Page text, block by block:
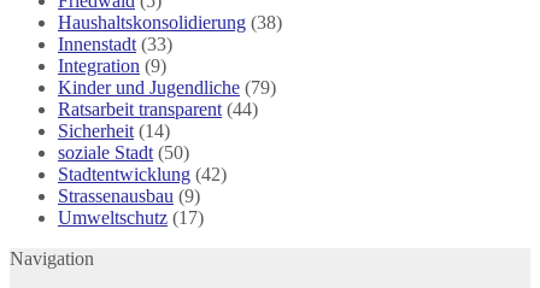
Haushaltskonsolidierung (38)
Innenstadt (33)
Integration (9)
Kinder und Jugendliche (79)
Ratsarbeit transparent (44)
Sicherheit (14)
soziale Stadt (50)
Stadtentwicklung (42)
Strassenausbau (9)
Umweltschutz (17)
Navigation